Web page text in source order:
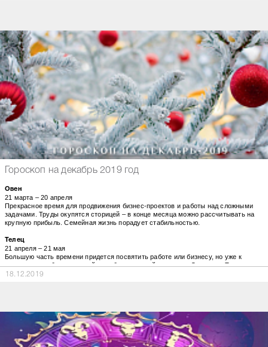
Гороскоп на декабрь 2019 год
Овен
21 марта – 20 апреля
Прекрасное время для продвижения бизнес-проектов и работы над сложными
задачами. Труды окупятся сторицей – в конце месяца можно рассчитывать на
крупную прибыль. Семейная жизнь порадует стабильностью.
Телец
21 апреля – 21 мая
Большую часть времени придется посвятить работе или бизнесу, но уже к
середине декабря жизнь войдет в более спокойное русло. Одиноким Тельцам
звезды обещают романтическое приключение.
поприще, так и в личной жизни. Близнецов ожидают перспективные
предложения, возможна смена работы и значительное увеличение доходов.
Рак
18.12.2019